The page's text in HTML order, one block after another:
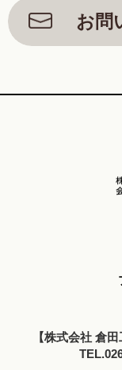
お問
【株式会社 倉